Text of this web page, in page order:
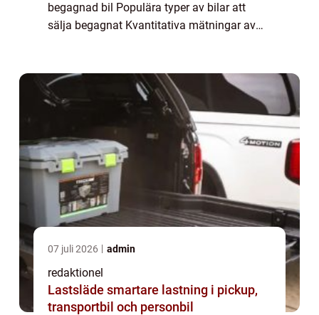
begagnad bil Populära typer av bilar att
sälja begagnat Kvantitativa mätningar av
07 juli 2026 admin
redaktionel
Lastsläde smartare lastning i pickup,
transportbil och personbil